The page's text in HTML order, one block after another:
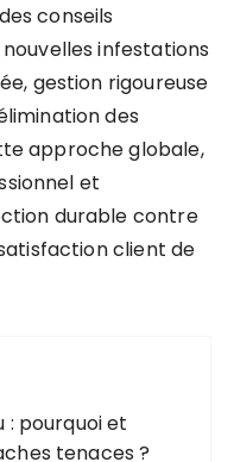
conseils
infestations
gestion rigoureuse
des
approche globale,
et
durable contre
client de
: pourquoi et
tenaces ?